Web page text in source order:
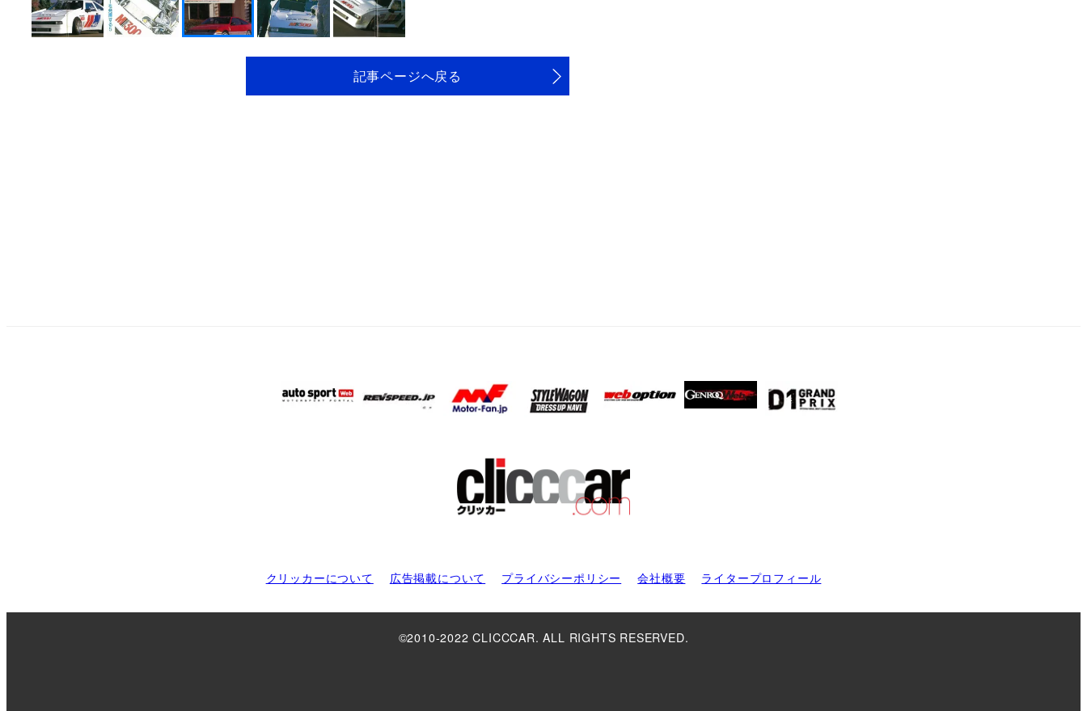
記事ページへ戻る
クリッカーについて 広告掲載について プライバシーポリシー 会社概要 ライタープロフィール
©2010-2022 CLICCCAR. ALL RIGHTS RESERVED.